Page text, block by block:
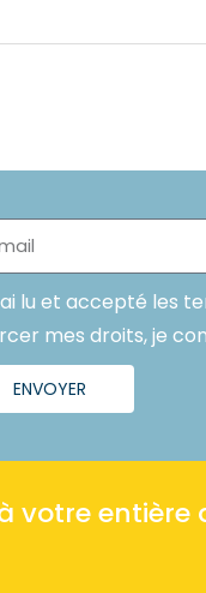
lu et accepté les
mes droits, je
ENVOYER
votre entière